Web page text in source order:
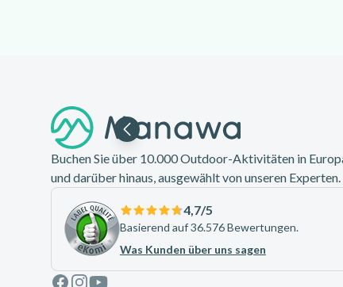
Buchen Sie über 10.000 Outdoor-Aktivitäten in
und darüber hinaus, ausgewählt von unseren Experten.
4,7/5
Basierend auf 36.576 Bewertungen.
Was Kunden über uns sagen
Facebook
Instagram
Youtube